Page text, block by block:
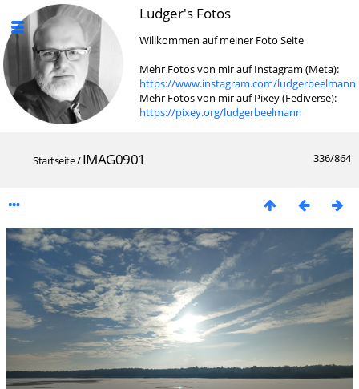
Ludger's Fotos
Willkommen auf meiner Foto Seite
Mehr Fotos von mir auf Instagram (Meta):
https://www.instagram.com/ludgerbeelmann
Mehr Fotos von mir auf Pixey (Fediverse):
https://pixey.org/ludgerbeelmann
336/864
Startseite/IMAG0901